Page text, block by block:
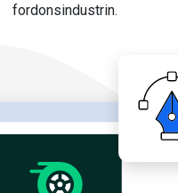
fordonsindustrin.